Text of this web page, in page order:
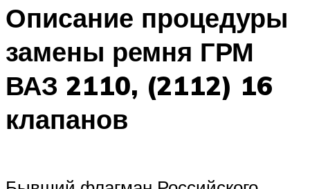
Описание процедуры
замены ремня ГРМ
ВАЗ 2110, (2112) 16
клапанов